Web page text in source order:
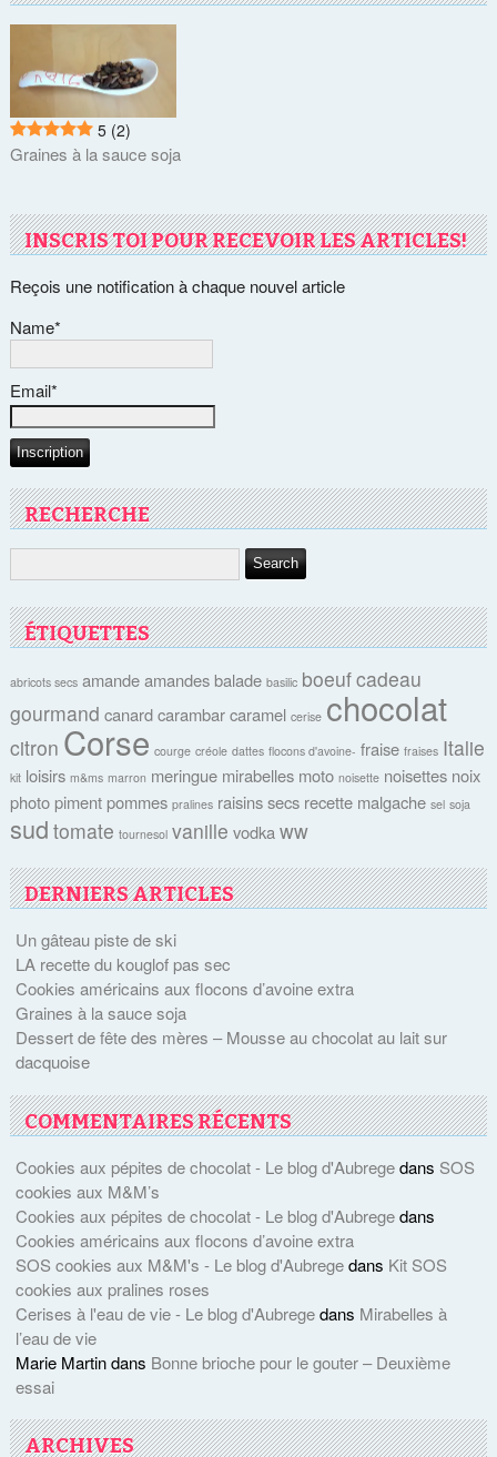
5 (2)
Graines à la sauce soja
INSCRIS TOI POUR RECEVOIR LES ARTICLES!
Reçois une notification à chaque nouvel article
Name*
Email*
RECHERCHE
ÉTIQUETTES
abricots secs amande amandes balade basilic boeufcadeau
gourmand canard carambar caramel cerise chocolat
citron Corse courge créole dattes flocons d'avoine- fraise fraises Italie
kit loisirs m&ms marron meringue mirabelles moto noisette noisettes noix
photo piment pommes pralines raisins secs recette malgache sel soja
sud tomate tournesol vanille vodka ww
DERNIERS ARTICLES
Un gâteau piste de ski
LA recette du kouglof pas sec
Cookies américains aux flocons d’avoine extra
Graines à la sauce soja
Dessert de fête des mères – Mousse au chocolat au lait sur
dacquoise
COMMENTAIRES RÉCENTS
Cookies aux pépites de chocolat - Le blog d'Aubregedans SOS
cookies aux M&M’s
Cookies aux pépites de chocolat - Le blog d'Aubregedans
Cookies américains aux flocons d’avoine extra
SOS cookies aux M&M's - Le blog d'Aubregedans Kit SOS
cookies aux pralines roses
Cerises à l'eau de vie - Le blog d'Aubregedans Mirabelles à
l’eau de vie
Marie Martindans Bonne brioche pour le gouter – Deuxième
essai
ARCHIVES